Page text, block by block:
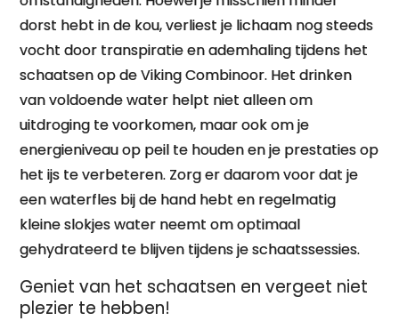
dorst hebt in de kou, verliest je lichaam nog steeds
vocht door transpiratie en ademhaling tijdens het
schaatsen op de Viking Combinoor. Het drinken
van voldoende water helpt niet alleen om
uitdroging te voorkomen, maar ook om je
energieniveau op peil te houden en je prestaties op
het ijs te verbeteren. Zorg er daarom voor dat je
een waterfles bij de hand hebt en regelmatig
kleine slokjes water neemt om optimaal
gehydrateerd te blijven tijdens je schaatssessies.
Geniet van het schaatsen en vergeet niet
plezier te hebben!